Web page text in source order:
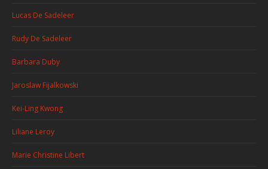
Lucas De Sadeleer
Rudy De Sadeleer
Barbara Duby
Jaroslaw Fijalkowski
Kei-Ling Kwong
Liliane Leroy
Marie Christine Libert